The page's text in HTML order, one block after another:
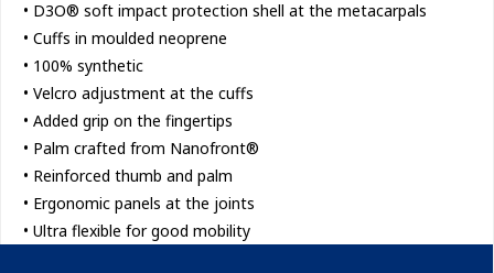
• D3O® soft impact protection shell at the metacarpals
• Cuffs in moulded neoprene
• 100% synthetic
• Velcro adjustment at the cuffs
• Added grip on the fingertips
• Palm crafted from Nanofront®
• Reinforced thumb and palm
• Ergonomic panels at the joints
• Ultra flexible for good mobility